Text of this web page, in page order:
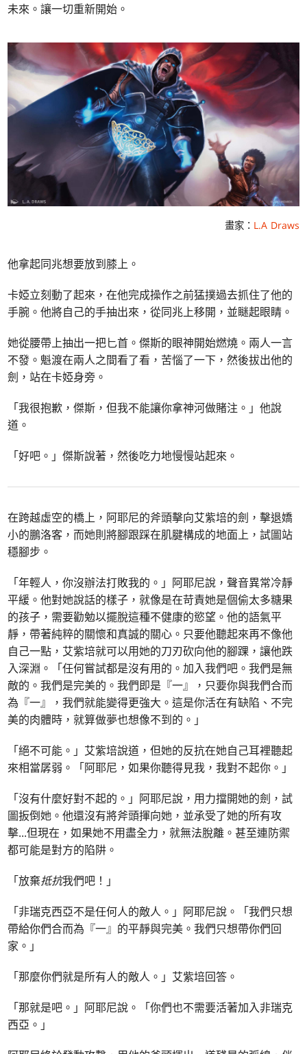
未來。讓一切重新開始。
畫家： L.A Draws
他拿起同兆想要放到膝上。
卡婭立刻動了起來，在他完成操作之前猛撲過去抓住了他的
手腕。他將自己的手抽出來，從同兆上移開，並瞇起眼睛。
她從腰帶上抽出一把匕首。傑斯的眼神開始燃燒。兩人一言
不發。魁渡在兩人之間看了看，苦惱了一下，然後拔出他的
劍，站在卡婭身旁。
「我很抱歉，傑斯，但我不能讓你拿神河做賭注。」他說
道。
「好吧。」傑斯說著，然後吃力地慢慢站起來。
在跨越虛空的橋上，阿耶尼的斧頭擊向艾紫培的劍，擊退嬌
小的鵬洛客，而她則將腳跟踩在肌腱構成的地面上，試圖站
穩腳步。
「年輕人，你沒辦法打敗我的。」阿耶尼說，聲音異常冷靜
平緩。他對她說話的樣子，就像是在苛責她是個偷太多糖果
的孩子，需要勸勉以擺脫這種不健康的慾望。他的語氣平
靜，帶著純粹的關懷和真誠的關心。只要他聽起來再不像他
自己一點，艾紫培就可以用她的刀刃砍向他的腳踝，讓他跌
入深淵。「任何嘗試都是沒有用的。加入我們吧。我們是無
敵的。我們是完美的。我們即是『一』，只要你與我們合而
為『一』，我們就能變得更強大。這是你活在有缺陷、不完
美的肉體時，就算做夢也想像不到的。」
「絕不可能。」艾紫培說道，但她的反抗在她自己耳裡聽起
來相當孱弱。「阿耶尼，如果你聽得見我，我對不起你。」
「沒有什麼好對不起的。」阿耶尼說，用力擋開她的劍，試
圖扳倒她。他還沒有將斧頭揮向她，並承受了她的所有攻
擊...但現在，如果她不用盡全力，就無法脫離。甚至連防禦
都可能是對方的陷阱。
「放棄抵抗我們吧！」
「非瑞克西亞不是任何人的敵人。」阿耶尼說。「我們只想
帶給你們合而為『一』的平靜與完美。我們只想帶你們回
家。」
「那麼你們就是所有人的敵人。」艾紫培回答。
「那就是吧。」阿耶尼說。「你們也不需要活著加入非瑞克
西亞。」